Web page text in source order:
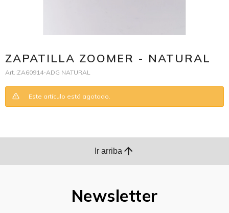
ZAPATILLA ZOOMER - NATURAL
ZA60914-ADG NATURAL
Este artículo está agotado.
Ir arriba arrow_upward
Newsletter